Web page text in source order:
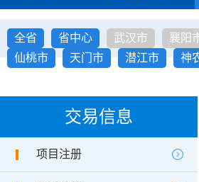
全省 省中心 武汉市 襄阳
仙桃市
天门市 潜江市
神
交易信息
项目注册